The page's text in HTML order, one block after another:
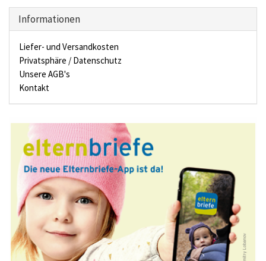
Informationen
Liefer- und Versandkosten
Privatsphäre / Datenschutz
Unsere AGB's
Kontakt